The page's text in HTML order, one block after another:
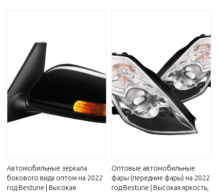
Автомобильные зеркала
бокового вида оптом на 2022
год Bestune | Высокая
Оптовые автомобильные
фары (передние фары) на 2022
год Bestune | Высокая яркость,